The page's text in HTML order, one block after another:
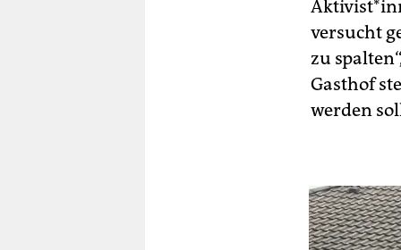
versucht
zu
Gasthof
werden